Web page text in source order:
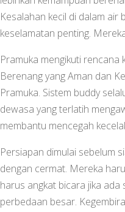
Kesalahan kecil di dalam
keselamatan penting.
Pramuka mengikuti rencana
Berenang yang Aman dan
Pramuka. Sistem buddy
dewasa yang terlatih
membantu mencegah
Persiapan dimulai sebelum
dengan cermat. Mereka
harus angkat bicara jika
perbedaan besar.